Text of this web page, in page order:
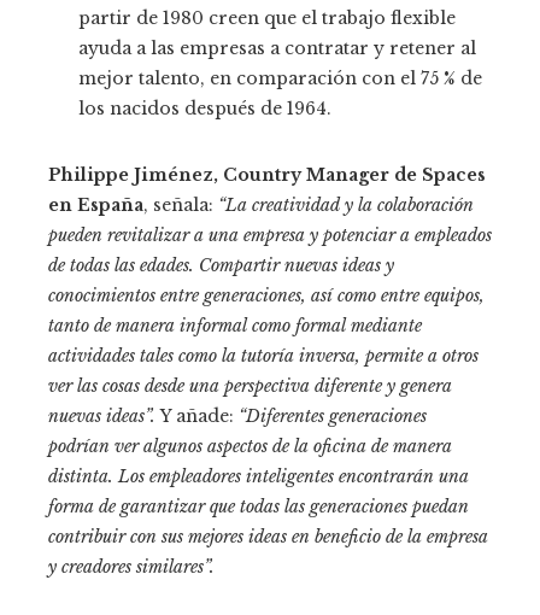
partir de 1980 creen que el trabajo flexible
ayuda a las empresas a contratar y retener al
mejor talento, en comparación con el 75 % de
los nacidos después de 1964.​
Philippe Jiménez, Country Manager de Spaces
en España, señala: “La creatividad y la colaboración
pueden revitalizar a una empresa y potenciar a empleados
de todas las edades. Compartir nuevas ideas y
conocimientos entre generaciones, así como entre equipos,
tanto de manera informal como formal mediante
actividades tales como la tutoría inversa, permite a otros
ver las cosas desde una perspectiva diferente y genera
nuevas ideas”. Y añade: “Diferentes generaciones
podrían ver algunos aspectos de la oficina de manera
distinta. Los empleadores inteligentes encontrarán una
forma de garantizar que todas las generaciones puedan
contribuir con sus mejores ideas en beneficio de la empresa
y creadores similares”.